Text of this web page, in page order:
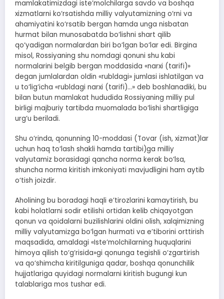
mamlakatimizdagi iste’molchilarga savdo va boshqa
xizmatlarni ko‘rsatishda milliy valyutamizning o‘rni va
ahamiyatini ko‘rsatib bergan hamda unga nisbatan
hurmat bilan munosabatda bo‘lishni shart qilib
qo‘yadigan normalardan biri bo‘lgan bo‘lar edi. Birgina
misol, Rossiyaning shu nomdagi qonuni shu kabi
normalarini belgib bergan moddasida «narxi (tarifi)»
degan jumlalardan oldin «rubldagi» jumlasi ishlatilgan va
u to‘lig‘icha «rubldagi narxi (tarifi)…» deb boshlanadiki, bu
bilan butun mamlakat hududida Rossiyaning milliy pul
birligi majburiy tartibda muomalada bo‘lishi shartligiga
urg‘u beriladi.
Shu o‘rinda, qonunning 10-moddasi (Tovar (ish, xizmat)lar
uchun haq to‘lash shakli hamda tartibi)ga milliy
valyutamiz borasidagi qancha norma kerak bo‘lsa,
shuncha norma kiritish imkoniyati mavjudligini ham aytib
o‘tish joizdir.
Aholining bu boradagi haqli e’tirozlarini kamaytirish, bu
kabi holatlarni sodir etilishi ortidan kelib chiqayotgan
qonun va qoidalarni buzilishlarini oldini olish, xalqimizning
milliy valyutamizga bo‘lgan hurmati va e’tiborini orttirish
maqsadida, amaldagi «Iste’molchilarning huquqlarini
himoya qilish to‘g‘risida»gi qonunga tegishli o‘zgartirish
va qo‘shimcha kiritilguniga qadar, boshqa qonunchilik
hujjatlariga quyidagi normalarni kiritish bugungi kun
talablariga mos tushar edi.